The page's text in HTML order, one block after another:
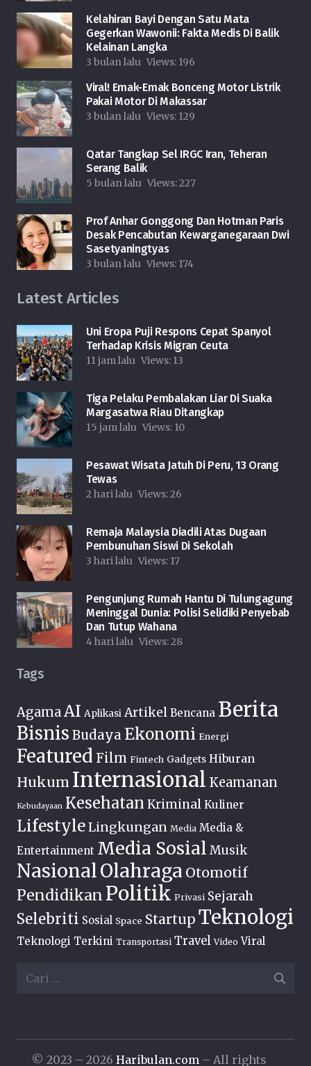
Kelahiran Bayi Dengan Satu Mata
Gegerkan Wawonii: Fakta Medis Di Balik
Kelainan Langka
3 bulan lalu Views: 196
Viral! Emak-Emak Bonceng Motor Listrik
Pakai Motor Di Makassar
3 bulan lalu Views: 129
Qatar Tangkap Sel IRGC Iran, Teheran
Serang Balik
5 bulan lalu Views:227
Prof Anhar Gonggong Dan Hotman Paris
Desak Pencabutan Kewarganegaraan Dwi
Sasetyaningtyas
3 bulan lalu Views: 174
Latest Articles
Uni Eropa Puji Respons Cepat Spanyol
Terhadap Krisis Migran Ceuta
11 jam lalu Views: 13
Tiga Pelaku Pembalakan Liar Di Suaka
Margasatwa Riau Ditangkap
15 jam lalu Views: 10
Pesawat Wisata Jatuh Di Peru, 13 Orang
Tewas
2 hari lalu Views:26
Remaja Malaysia Diadili Atas Dugaan
Pembunuhan Siswi Di Sekolah
3 hari lalu Views: 17
Pengunjung Rumah Hantu Di Tulungagung
Meninggal Dunia: Polisi Selidiki Penyebab
Dan Tutup Wahana
4 hari lalu Views:28
Tags
Agama AI Aplikasi Artikel Bencana Berita
Bisnis Budaya Ekonomi Energi
Featured Film Fintech Gadgets Hiburan
Hukum Internasional Keamanan
Kebudayaan Kesehatan Kriminal Kuliner
LifestyleLingkungan Media Media &
Entertainment Media Sosial Musik
NasionalOlahraga Otomotif
Pendidikan Politik Privasi Sejarah
Selebriti Sosial Space Startup Teknologi
Teknologi Terkini Transportasi Travel Video Viral
Cari
© 2023 – 2026 Haribulan.com– All rights